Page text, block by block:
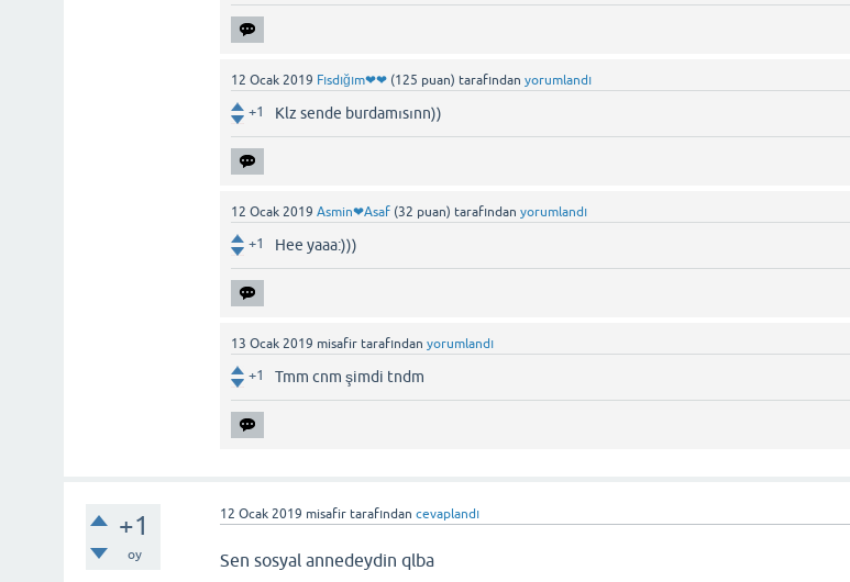
12 Ocak 2019 Fısdığım❤❤ (125 puan) tarafından yorumlandı
+1 Klz sende burdamısınn))
12 Ocak 2019 Asmin❤Asaf (32 puan) tarafından yorumlandı
+1 Hee yaaa:)))
13 Ocak 2019 misafir tarafından yorumlandı
+1 Tmm cnm şimdi tndm
+1
oy
12 Ocak 2019 misafir tarafından cevaplandı
Sen sosyal annedeydin qlba